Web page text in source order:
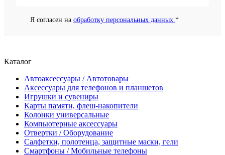
Я согласен на обработку персональных данных.*
Каталог
Автоаксессуары / Автотовары
Аксессуары для телефонов и планшетов
Игрушки и сувениры
Карты памяти, флеш-накопители
Колонки универсальные
Компьютерные аксессуары
Отвертки / Оборудование
Салфетки, полотенца, защитные маски, гели
Смартфоны / Мобильные телефоны